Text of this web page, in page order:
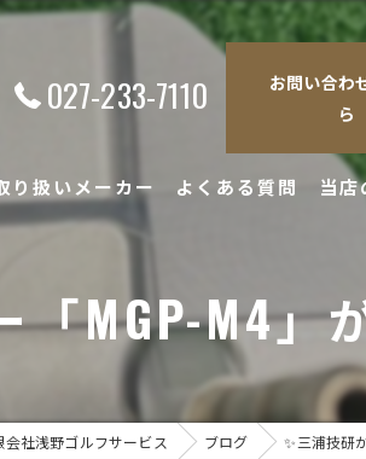
027-233-7110
お問い合わ
ら
り扱いメーカー よくある質問 当
ク
シ
修理
チ
MGP-M4」
社浅野ゴルフサービス ブログ ✨三浦技研